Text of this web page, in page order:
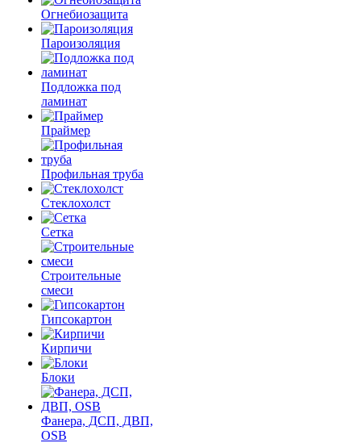
Огнебиозащита
Пароизоляция
Подложка под
ламинат
Праймер
Профильная труба
Стеклохолст
Сетка
Строительные
смеси
Гипсокартон
Кирпичи
Блоки
Фанера, ДСП, ДВП,
OSB